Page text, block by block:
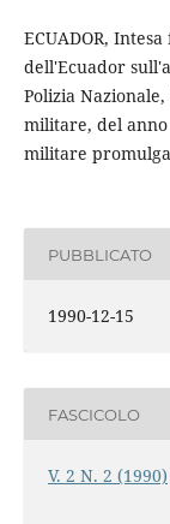
ECUADOR,
dell'Ecuador
Polizia
militare, del
militare
PUBBLICATO
1990-12-15
FASCICOLO
V. 2 N. 2 (1990)